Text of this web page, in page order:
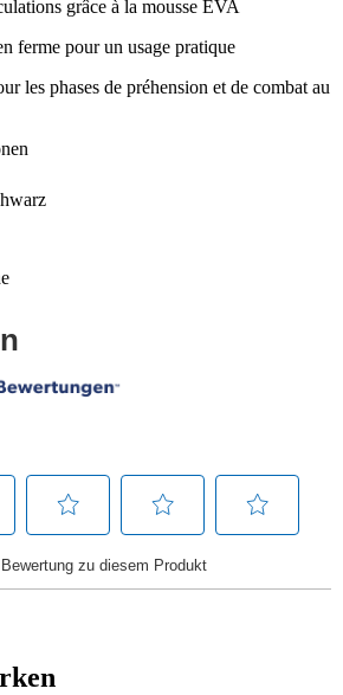
grâce à la mousse EVA
ferme pour un usage pratique
les phases de préhension et de combat au